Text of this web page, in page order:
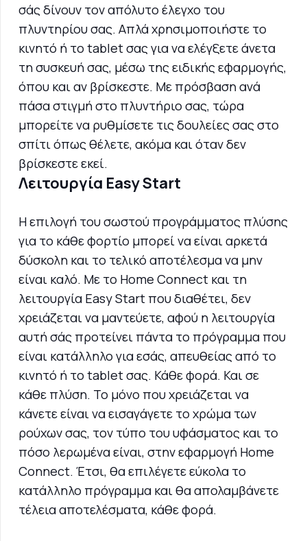
σάς δίνουν τον απόλυτο έλεγχο του
πλυντηρίου σας. Απλά χρησιμοποιήστε το
κινητό ή το tablet σας για να ελέγξετε άνετα
τη συσκευή σας, μέσω της ειδικής εφαρμογής,
όπου και αν βρίσκεστε. Με πρόσβαση ανά
πάσα στιγμή στο πλυντήριο σας, τώρα
μπορείτε να ρυθμίσετε τις δουλείες σας στο
σπίτι όπως θέλετε, ακόμα και όταν δεν
βρίσκεστε εκεί.
Λειτουργία Easy Start
Η επιλογή του σωστού προγράμματος πλύσης
για το κάθε φορτίο μπορεί να είναι αρκετά
δύσκολη και το τελικό αποτέλεσμα να μην
είναι καλό. Με το Home Connect και τη
λειτουργία Easy Start που διαθέτει, δεν
χρειάζεται να μαντεύετε, αφού η λειτουργία
αυτή σάς προτείνει πάντα το πρόγραμμα που
είναι κατάλληλο για εσάς, απευθείας από το
κινητό ή το tablet σας. Κάθε φορά. Και σε
κάθε πλύση. Το μόνο που χρειάζεται να
κάνετε είναι να εισαγάγετε το χρώμα των
ρούχων σας, τον τύπο του υφάσματος και το
πόσο λερωμένα είναι, στην εφαρμογή Home
Connect. Έτσι, θα επιλέγετε εύκολα το
κατάλληλο πρόγραμμα και θα απολαμβάνετε
τέλεια αποτελέσματα, κάθε φορά.